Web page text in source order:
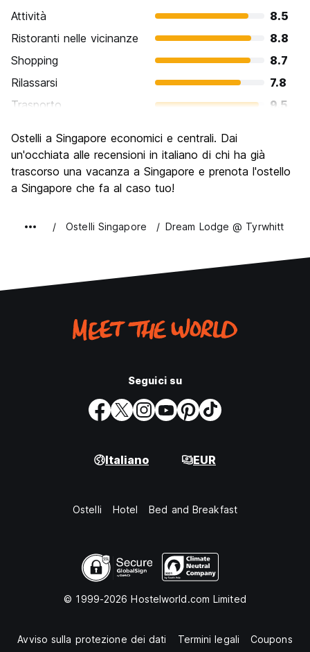
Attività
8.5
Ristoranti nelle vicinanze
8.8
Shopping
8.7
Rilassarsi
7.8
Trasporto
9.5
Luoghi di interesse culturale
Festa / Vita notturna
7.9
Qualita' Prezzo
Ostelli a Singapore economici e centrali. Dai
un'occhiata alle recensioni in italiano di chi ha già
trascorso una vacanza a Singapore e prenota l'ostello
a Singapore che fa al caso tuo!
Ostelli Singapore Dream Lodge @ Tyrwhitt
Seguici su
Italiano EUR
Ostelli Hotel Bed and Breakfast
© 1999-2026 Hostelworld.com Limited
Avviso sulla protezione dei dati Termini legali Coupons